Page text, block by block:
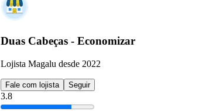
Duas Cabeças - Economizar
Lojista Magalu desde 2022
Fale com lojista Seguir
3.8